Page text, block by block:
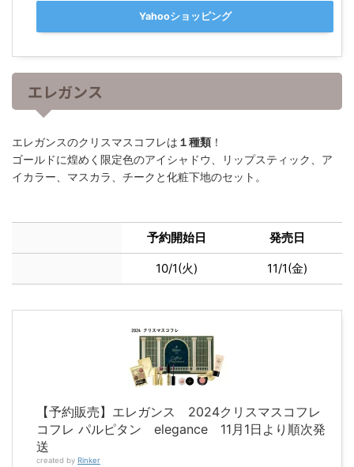
Yahooショッピング
エレガンス
エレガンスのクリスマスコフレは １種類 ！
ゴールドに煌めく限定色のアイシャドウ、リップスティック、ア
イカラー、マスカラ、チークと化粧下地のセット。
予約開始日 発売日
10/1(火) 11/1(金)
【予約販売】エレガンス 2024クリスマスコフレ
コフレ パルピタン elegance 11月1日より順次発
送
created by Rinker